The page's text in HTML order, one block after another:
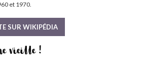
et 1970.
SUR WIKIPÉDIA
vieille !